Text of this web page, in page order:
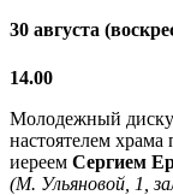
30 августа
14.00
Молодежный
настоятелем
иереем Сергием
(М. Ульяновой, 1,